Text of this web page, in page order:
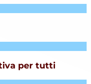
per tutti